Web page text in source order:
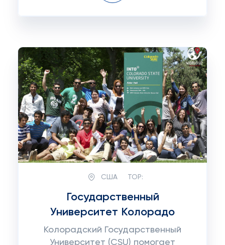
США TOP:
Государственный
Университет Колорадо
Колорадский Государственный
Университет (CSU) помогает